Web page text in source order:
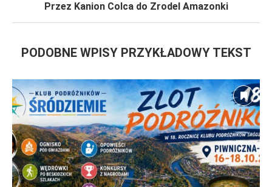
Przez Kanion Colca do Zrodel Amazonki
PODOBNE WPISY PRZYKŁADOWY TEKST